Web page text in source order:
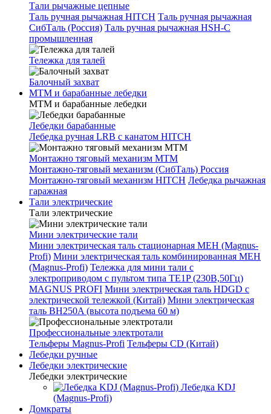
Тали рычажные цепные
Таль ручная рычажная HITCH Таль ручная рычажная
СибТаль (Россия) Таль ручная рычажная HSH-C
промышленная
Тележка для талей
Балочный захват
МТМ и барабанные лебедки
МТМ и барабанные лебедки
Лебедки барабанные
Лебедка ручная LRB с канатом HITCH
Монтажно тяговый механизм МТМ
Монтажно-тяговый механизм (СибТаль) Россия
Монтажно-тяговый механизм HITCH Лебедка рычажная
гаражная
Тали электрические
Тали электрические
Мини электрические тали
Мини электрическая таль стационарная МЕН (Magnus-
Profi) Мини электрическая таль комбинированная МЕН
(Magnus-Profi) Тележка для мини тали с
электроприводом с пультом типа TE1P (230В,50Гц)
MAGNUS PROFI Мини электрическая таль HDGD с
электрической тележкой (Китай) Мини электрическая
таль BH250A (высота подъема 60 м)
Профессиональные электротали
Тельферы Magnus-Profi Тельферы CD (Китай)
Лебедки ручные
Лебедки электрические
Лебедки электрические
Лебедка KDJ
(Magnus-Profi)
Домкраты